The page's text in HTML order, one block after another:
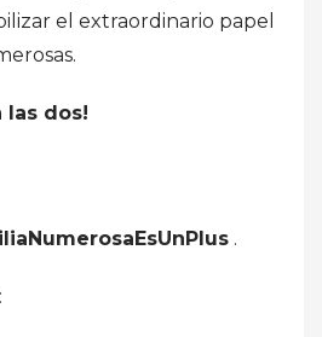
el extraordinario papel
las dos!
.